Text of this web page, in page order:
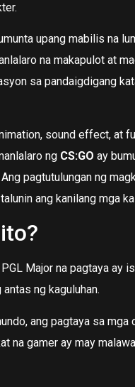
upang mabilis na
na makapulot at
sa pandaigdigang
sound effect, at
ng CS:GO ay
pagtutulungan ng
ang kanilang mga
Major na pagtaya ay
ng kaguluhan.
ang pagtaya sa mga
gamer ay may